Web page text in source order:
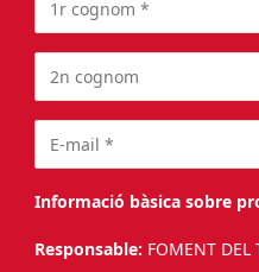
Informació bàsica sobre
Responsable: FOMENT DEL